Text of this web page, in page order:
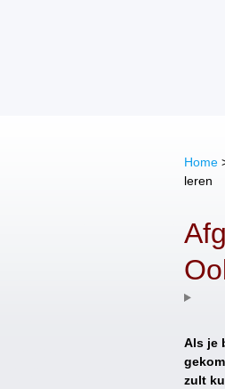
Home
leren
Als je
zult